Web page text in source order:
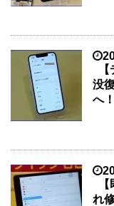
没
へ！
れ